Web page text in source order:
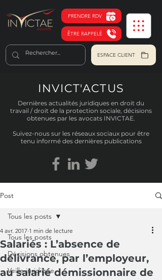
PRENDRE RDV
ÊTRE RAPPELÉ
ESPACE CLIENT
INVICT'ACTUS
Dernières actualités juridiques en droit du
travail / droit de la protection sociale, décisions
obtenues par les avocats INVICTAE.
Suivez-nous sur les réseaux sociaux pour être
tenu informé des dernières publications
Post
Tous les posts
Décisions obtenues
Veille juridique
Tous les posts
Salariés : L’absence de
délivrance, par l’employeur,
au salarié démissionnaire de
4 avr. 2017 1 min de lecture